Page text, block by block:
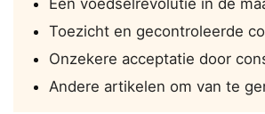
Toezicht en gecontroleerde
Onzekere acceptatie door
Andere artikelen om van te